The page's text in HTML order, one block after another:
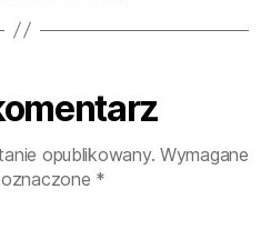
opublikowany. Wymagane
*